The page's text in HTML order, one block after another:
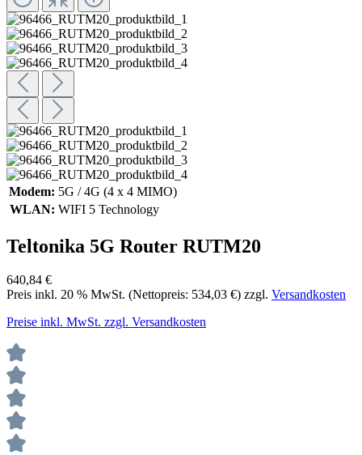
Modem: 5G / 4G (4 x 4 MIMO)
WLAN: WIFI 5 Technology
Teltonika 5G Router RUTM20
640,84 €
Preis inkl. 20 % MwSt. (Nettopreis: 534,03 €) zzgl. Versandkosten
Preise inkl. MwSt. zzgl. Versandkosten